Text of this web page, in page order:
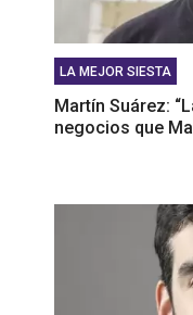
LA MEJOR SIESTA
Martín Suárez:
negocios que